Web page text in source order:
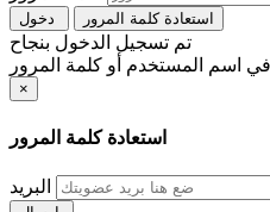
استعادة كلمة المرور
تم تسجيل الدخول بنجاح
×
استعادة كلمة المرور
البريد